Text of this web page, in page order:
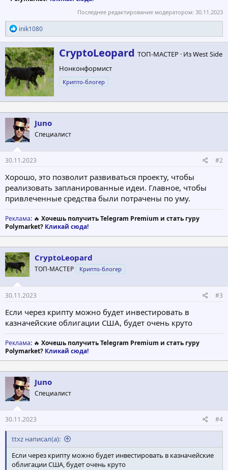
Последнее редактирование модератором: 30.11.2023
Р
е
а
к
ц
и
и
:
inik1080
А
в
т
о
р
CryptoLeopard ТОП-МАСТЕР · ИзWest Side
Нонконформист
Крипто-блогер
Juno
Специалист
30.11.2023 #2
Хорошо, это позволит развиваться проекту, чтобы
реализовать запланированные идеи. Главное, чтобы
привлеченные средства были потрачены по уму.
Реклама: 🔥 Хочешь получить Telegram Premium и стать гуру
Polymarket? Кликай сюда!
CryptoLeopard
ТОП-МАСТЕР Крипто-блогер
30.11.2023 #3
Если через крипту можно будет инвестировать в
казначейские облигации США, будет очень круто
Реклама: 🔥 Хочешь получить Telegram Premium и стать гуру
Polymarket? Кликай сюда!
Juno
Специалист
30.11.2023 #4
ttxz написал(а):
Если через крипту можно будет инвестировать в казначейские
облигации США, будет очень круто